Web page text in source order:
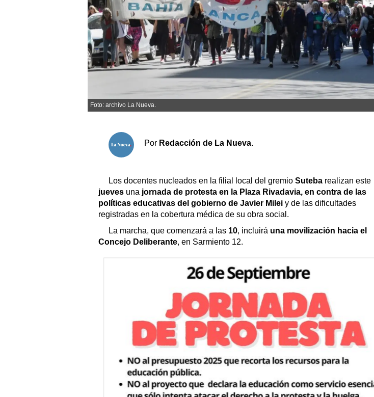
Sociedad y tiempo libre
Sociedad
Tecnología
Turismo
Salud
Es viral
Fúnebres
Horóscopo
Suplementos
Transportes
Loterías
Datos Útiles
Edictos
Foto: archivo La Nueva.
Por Redacción de La Nueva.
Los docentes nucleados en la filial local del gremio Suteba realizan este
jueves una jornada de protesta en la Plaza Rivadavia, en contra de las
políticas educativas del gobierno de Javier Milei y de las dificultades
registradas en la cobertura médica de su obra social.
La marcha, que comenzará a las 10, incluirá una movilización hacia el
Concejo Deliberante, en Sarmiento 12.